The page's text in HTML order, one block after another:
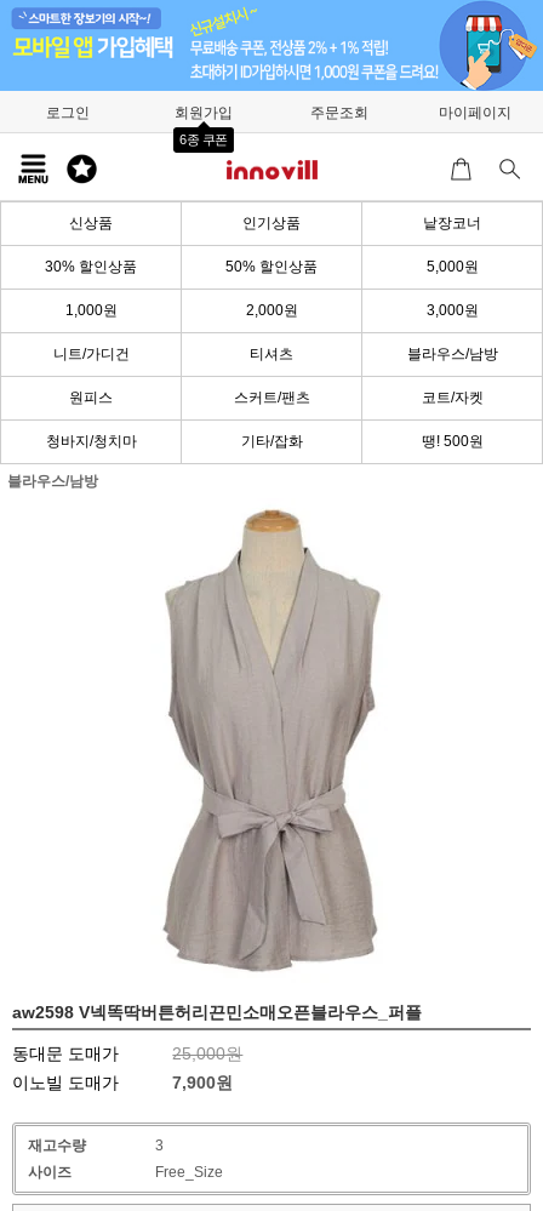
로그인 회원가입
6종 쿠폰
주문조회 마이페이지
신상품 인기상품 낱장코너
30% 할인상품 50% 할인상품 5,000원
1,000원 2,000원 3,000원
니트/가디건 티셔츠 블라우스/남방
원피스 스커트/팬츠 코트/자켓
청바지/청치마 기타/잡화 땡! 500원
블라우스/남방
aw2598 V넥똑딱버튼허리끈민소매오픈블라우스_퍼플
동대문 도매가
25,000원
이노빌 도매가
7,900원
재고수량
3
사이즈
Free_Size